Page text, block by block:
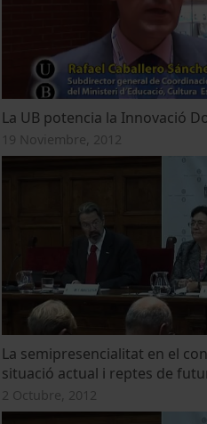
La UB potencia la Innovació
19 Noviembre, 2012
La semipresencialitat en el
situació actual i reptes de
2 Octubre, 2012